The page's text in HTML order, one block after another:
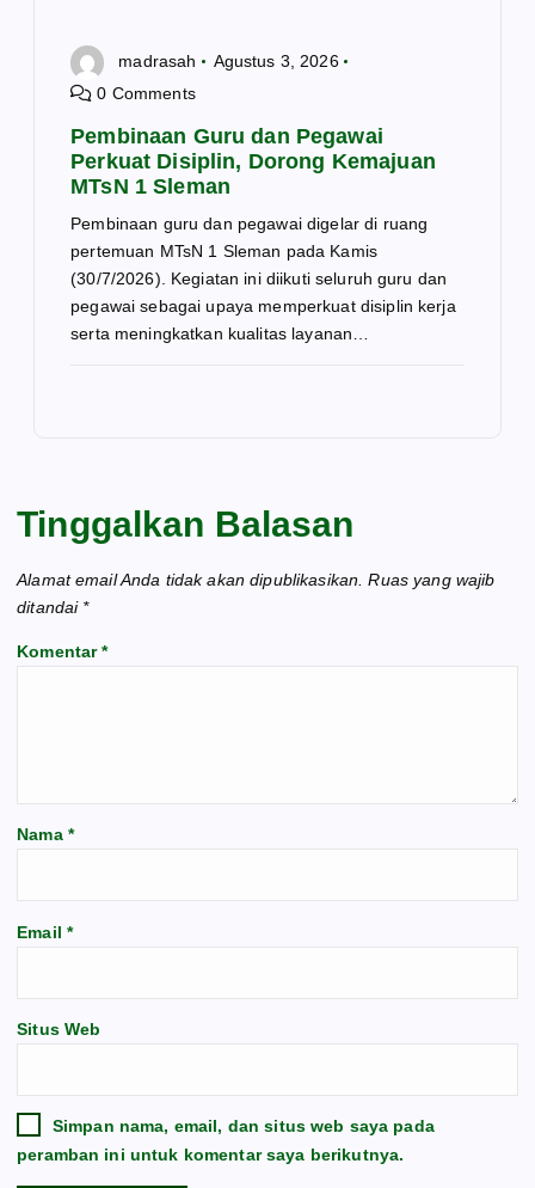
madrasah
Agustus 3, 2026
0 Comments
Pembinaan Guru dan Pegawai
Perkuat Disiplin, Dorong Kemajuan
MTsN 1 Sleman
Pembinaan guru dan pegawai digelar di ruang
pertemuan MTsN 1 Sleman pada Kamis
(30/7/2026). Kegiatan ini diikuti seluruh guru dan
pegawai sebagai upaya memperkuat disiplin kerja
serta meningkatkan kualitas layanan…
Tinggalkan Balasan
Alamat email Anda tidak akan dipublikasikan. Ruas yang wajib
ditandai *
Komentar*
Nama *
Email *
Situs Web
Simpan nama, email, dan situs web saya pada
peramban ini untuk komentar saya berikutnya.